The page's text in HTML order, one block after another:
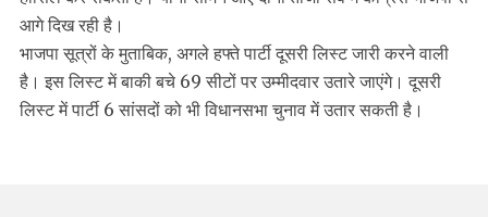
आगे दिख रही है।
भाजपा सूत्रों के मुताबिक, अगले हफ्ते पार्टी दूसरी लिस्ट जारी करने वाली
है। इस लिस्ट में बाकी बचे 69 सीटों पर उम्मीदवार उतारे जाएंगे। दूसरी
लिस्ट में पार्टी 6 सांसदों को भी विधानसभा चुनाव में उतार सकती है।